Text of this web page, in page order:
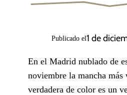
Publicado el1 de
En el Madrid nublado de
noviembre la mancha más
verdadera de color es un